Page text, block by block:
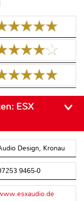
ESX
Design, Kronau
9465-0